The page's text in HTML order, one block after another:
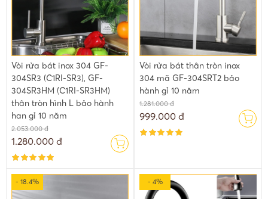
Vòi rửa bát inox 304 GF-
304SR3 (C1RI-SR3), GF-
304SR3HM (C1RI-SR3HM)
thân tròn hình L bảo hành
han gỉ 10 năm
2.053.000 đ
1.280.000 đ
Vòi rửa bát thân tròn inox
304 mã GF-304SRT2 bảo
hành gỉ 10 năm
1.281.000 đ
999.000 đ
- 18.4% - 4%